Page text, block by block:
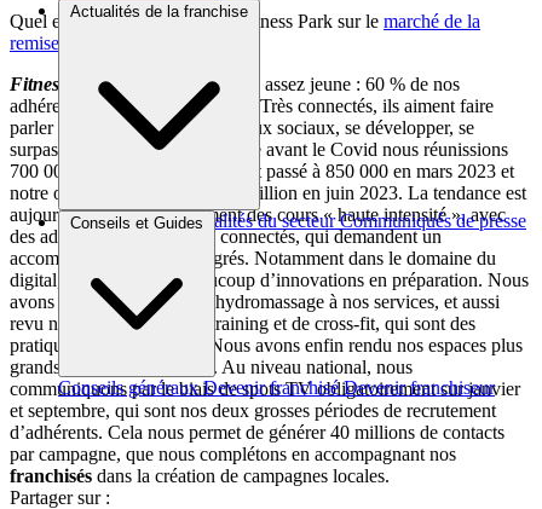
Actualités de la franchise
Brèves et actus Actualités du secteur Communiqués de presse
Conseils et Guides
Conseils généraux Devenir franchisé Devenir franchiseur
Quel est le positionnement de Fitness Park sur le marché de la
remise en forme
Fitness Parkséduit une clientèle assez jeune : 60 % de nos
adhérents ont entre 18 et 25 ans. Très connectés, ils aiment faire
parler de la marque via les réseaux sociaux, se développer, se
surpasser… En mars, c’est-à-dire avant le Covid nous réunissions
700 000 adhérents : ce chiffre est passé à 850 000 en mars 2023 et
notre objectif d’en compter un million en juin 2023. La tendance est
aujourd’hui au développement des cours « haute intensité », avec
des adhérents toujours plus connectés, qui demandent un
accompagnement à 360 degrés. Notamment dans le domaine du
digital, où nous avons beaucoup d’innovations en préparation. Nous
avons récemment rajouté l’hydromassage à nos services, et aussi
revu nos espaces de cross-training et de cross-fit, qui sont des
pratiques très demandées. Nous avons enfin rendu nos espaces plus
grands et plus fonctionnels. Au niveau national, nous
communiquons par le biais de spots TV obligatoirement sur janvier
et septembre, qui sont nos deux grosses périodes de recrutement
d’adhérents. Cela nous permet de générer 40 millions de contacts
par campagne, que nous complétons en accompagnant nos
franchisés dans la création de campagnes locales.
Partager sur :